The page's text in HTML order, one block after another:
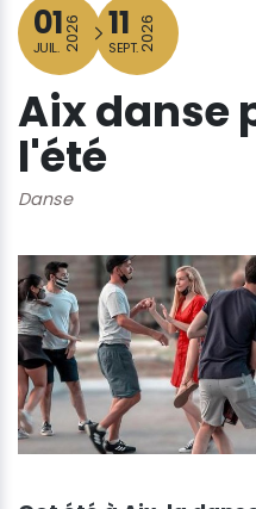
01
JUIL.2026 11
SEPT.2026
Aix danse
l'été
Danse